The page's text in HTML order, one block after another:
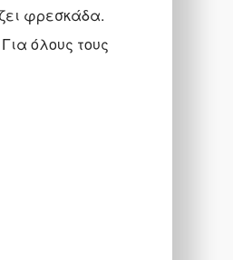
φρεσκάδα.
όλους τους